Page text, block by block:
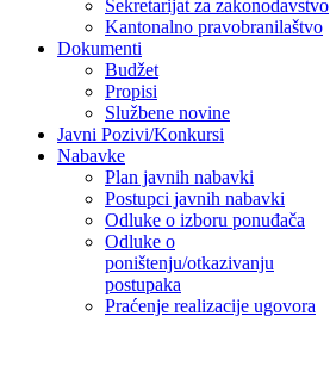
Sekretarijat za zakonodavstvo
Kantonalno pravobranilaštvo
Dokumenti
Budžet
Propisi
Službene novine
Javni Pozivi/Konkursi
Nabavke
Plan javnih nabavki
Postupci javnih nabavki
Odluke o izboru ponuđača
Odluke o
poništenju/otkazivanju
postupaka
Praćenje realizacije ugovora